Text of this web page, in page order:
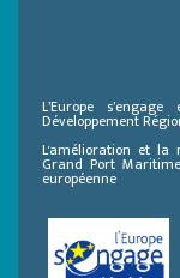
L’Europe
Développement
L'amélioration et la
Grand Port
européenne